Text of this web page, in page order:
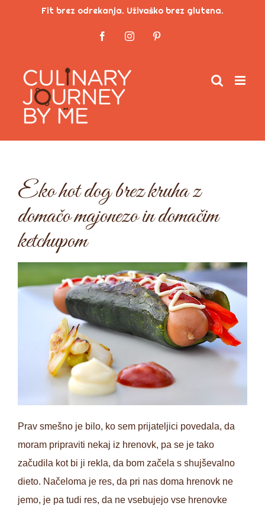
Fit brez odrekanja. Uživaško brez glutena.
FacebookInstagram
Eko hot dog brez kruha z
domačo majonezo in domačim
ketchupom
Prav smešno je bilo, ko sem prijateljici povedala, da
moram pripraviti nekaj iz hrenovk, pa se je tako
začudila kot bi ji rekla, da bom začela s shujševalno
dieto. Načeloma je res, da pri nas doma hrenovk ne
jemo, je pa tudi res, da ne vsebujejo vse hrenovke